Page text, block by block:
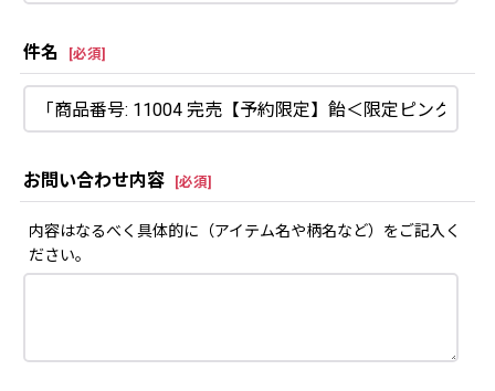
件名 [必須]
お問い合わせ内容 [必須]
内容はなるべく具体的に（アイテム名や柄名など）をご記入く
ださい。